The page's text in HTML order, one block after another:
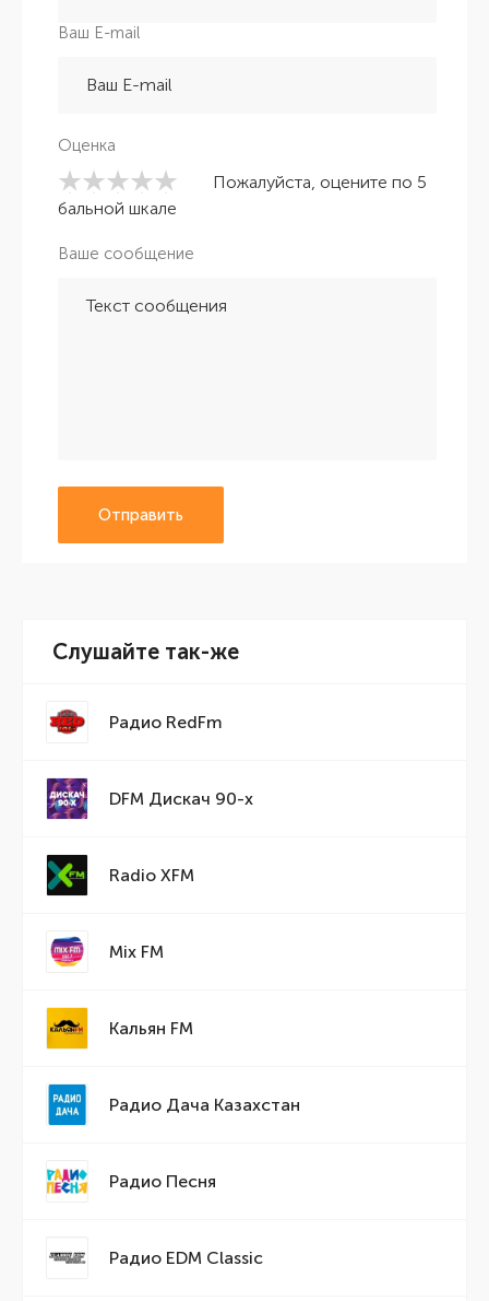
Ваш E-mail
Оценка
Пожалуйста, оцените по 5
бальной шкале
Ваше сообщение
Отправить
Слушайте так-же
Радио RedFm
DFM Дискач 90-х
Radio XFM
Mix FM
Кальян FM
Радио Дача Казахстан
Радио Песня
Радио EDM Classic